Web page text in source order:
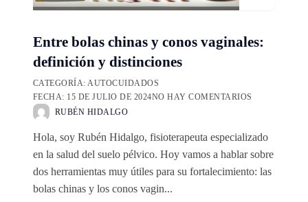
Entre bolas chinas y conos vaginales:
definición y distinciones
CATEGORÍA:AUTOCUIDADOS
FECHA: 15 DE JULIO DE 2024NO HAY COMENTARIOS
RUBÉN HIDALGO
Hola, soy Rubén Hidalgo, fisioterapeuta especializado
en la salud del suelo pélvico. Hoy vamos a hablar sobre
dos herramientas muy útiles para su fortalecimiento: las
bolas chinas y los conos vagin...